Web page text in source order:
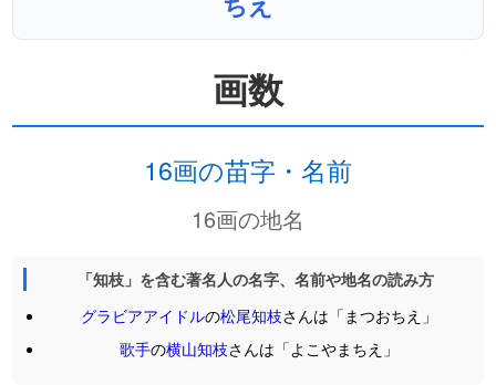
画数
16画の苗字・名前
16画の地名
「知枝」を含む著名人の名字、名前や地名の読み方
グラビアアイドルの松尾知枝さんは「まつおちえ」
歌手の横山知枝さんは「よこやまちえ」